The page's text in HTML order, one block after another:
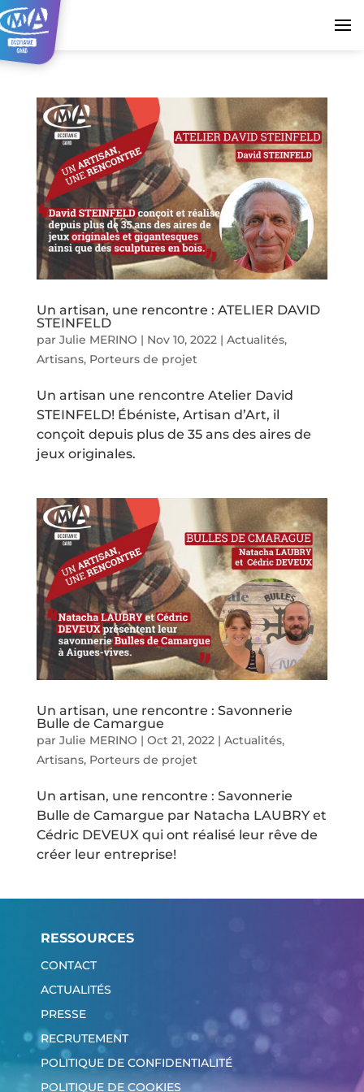
Un artisan, une rencontre : ATELIER DAVID
STEINFELD
par Julie MERINO | Nov 10, 2022| Actualités,
Artisans, Porteurs de projet
Un artisan une rencontre Atelier David
STEINFELD! Ébéniste, Artisan d’Art, il
conçoit depuis plus de 35 ans des aires de
jeux originales.
Un artisan, une rencontre : Savonnerie
Bulle de Camargue
par Julie MERINO | Oct 21, 2022| Actualités,
Artisans, Porteurs de projet
Un artisan, une rencontre : Savonnerie
Bulle de Camargue par Natacha LAUBRY et
Cédric DEVEUX qui ont réalisé leur rêve de
créer leur entreprise!
RESSOURCES
CONTACT
ACTUALITÉS
PRESSE
RECRUTEMENT
POLITIQUE DE CONFIDENTIALITÉ
POLITIQUE DE COOKIES